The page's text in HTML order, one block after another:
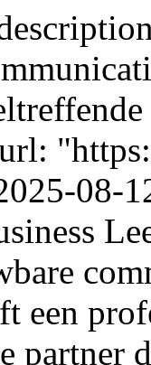
08-
een
partner